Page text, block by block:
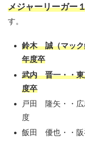
メジャーリーガー
す。
鈴木 誠（マック
年度卒
武内 晋一・・東
度卒
戸田 隆矢・
度
飯田 優也・